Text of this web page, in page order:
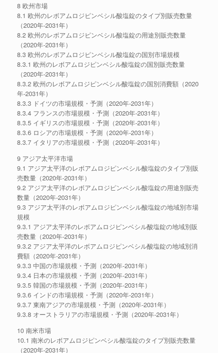
8 欧州市場
8.1 欧州のレボアムロジピンベシル酸塩錠のタイプ別販売数量
（2020年-2031年）
8.2 欧州のレボアムロジピンベシル酸塩錠の用途別販売数量
（2020年-2031年）
8.3 欧州のレボアムロジピンベシル酸塩錠の国別市場規模
8.3.1 欧州のレボアムロジピンベシル酸塩錠の国別販売数量
（2020年-2031年）
8.3.2 欧州のレボアムロジピンベシル酸塩錠の国別消費額（2020
年-2031年）
8.3.3 ドイツの市場規模・予測（2020年-2031年）
8.3.4 フランスの市場規模・予測（2020年-2031年）
8.3.5 イギリスの市場規模・予測（2020年-2031年）
8.3.6 ロシアの市場規模・予測（2020年-2031年）
8.3.7 イタリアの市場規模・予測（2020年-2031年）
9 アジア太平洋市場
9.1 アジア太平洋のレボアムロジピンベシル酸塩錠のタイプ別販
売数量（2020年-2031年）
9.2 アジア太平洋のレボアムロジピンベシル酸塩錠の用途別販売
数量（2020年-2031年）
9.3 アジア太平洋のレボアムロジピンベシル酸塩錠の地域別市場
規模
9.3.1 アジア太平洋のレボアムロジピンベシル酸塩錠の地域別販
売数量（2020年-2031年）
9.3.2 アジア太平洋のレボアムロジピンベシル酸塩錠の地域別消
費額（2020年-2031年）
9.3.3 中国の市場規模・予測（2020年-2031年）
9.3.4 日本の市場規模・予測（2020年-2031年）
9.3.5 韓国の市場規模・予測（2020年-2031年）
9.3.6 インドの市場規模・予測（2020年-2031年）
9.3.7 東南アジアの市場規模・予測（2020年-2031年）
9.3.8 オーストラリアの市場規模・予測（2020年-2031年）
10 南米市場
10.1 南米のレボアムロジピンベシル酸塩錠のタイプ別販売数量
（2020年-2031年）